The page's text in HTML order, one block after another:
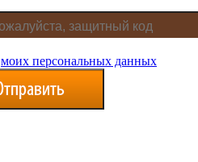
моих персональных данных